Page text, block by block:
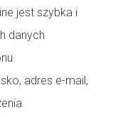
jest szybka i
danych
adres e-mail,